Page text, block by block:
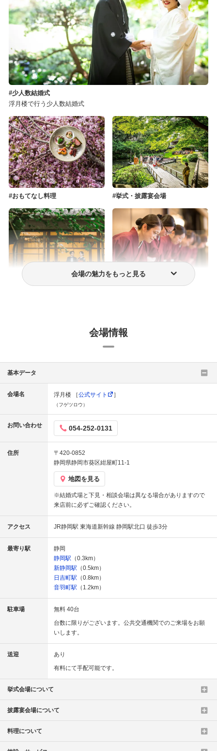
少人数結婚式
浮月楼で行う少人数結婚式
おもてなし料理 挙式・披露宴会場
会場の魅力をもっと見る
会場情報
基本データ
会場名 浮月楼 ［公式サイト ］
（フゲツロウ）
お問い合わせ 054-252-0131
住所
〒420-0852
静岡県静岡市葵区紺屋町11-1
地図を見る
※結婚式場と下見・相談会場は異なる場合がありますので
来店前に必ずご確認ください。
アクセス JR静岡駅 東海道新幹線 静岡駅北口 徒歩3分
最寄り駅
静岡
静岡駅 （0.3km）
新静岡駅 （0.5km）
日吉町駅 （0.8km）
音羽町駅 （1.2km）
駐車場
無料 40台
台数に限りがございます。公共交通機関でのご来場をお願
いします。
送迎
あり
有料にて手配可能です。
挙式会場について
披露宴会場について
料理について